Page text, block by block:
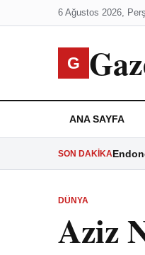
6 Ağustos 2026,
G
ANA SAYFA
SON DAKIKA
DÜNYA
Aziz